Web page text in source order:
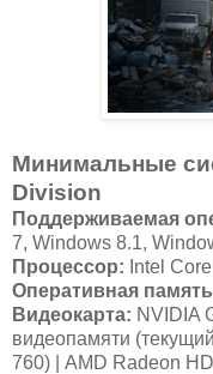
Минимальные
Division
Поддерживаемая
7, Windows 8.1,
Процессор: Intel
Оперативная
Видеокарта: NVIDIA
видеопамяти
760) | AMD Radeon